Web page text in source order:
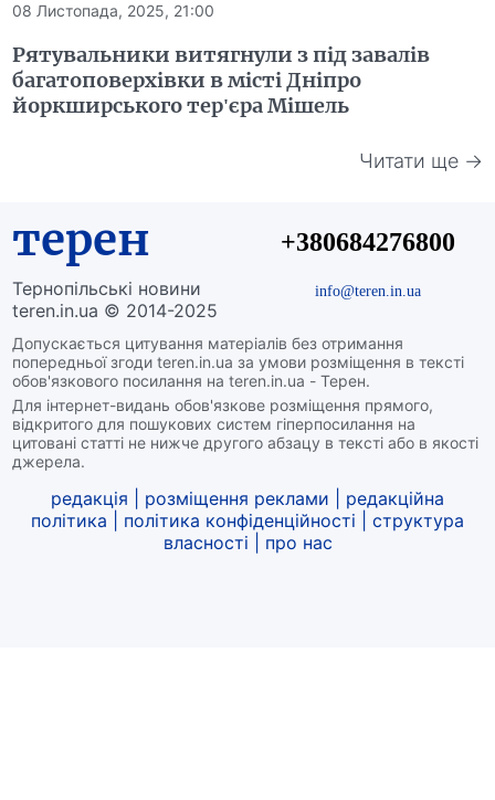
08 Листопада, 2025, 21:00
Рятувальники витягнули з під завалів
багатоповерхівки в місті Дніпро
йоркширського тер'єра Мішель
Читати ще →
терен
Тернопільські новини
teren.in.ua © 2014-2025
Допускається цитування матеріалів без отримання
попередньої згоди teren.in.ua за умови розміщення в тексті
обов'язкового посилання на teren.in.ua - Терен.
Для інтернет-видань обов'язкове розміщення прямого,
відкритого для пошукових систем гіперпосилання на
цитовані статті не нижче другого абзацу в тексті або в якості
джерела.
+380684276800
info@teren.in.ua
редакція розміщення реклами
редакційна
політика
політика конфіденційності
структура
власності
про нас